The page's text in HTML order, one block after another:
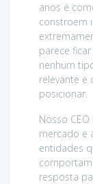
anos é
constroem
parece
nenhum
relevante e
posicionar.
Nosso
mercado e
entidades
resposta